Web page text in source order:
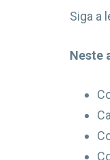
Siga a
Neste